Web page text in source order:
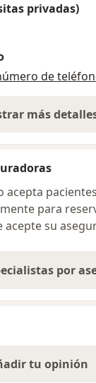
privadas)
de
mássobre la
acepta
para
acepte su
por
tu opinión